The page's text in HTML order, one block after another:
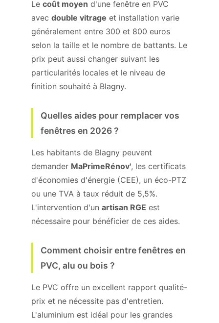
Le coût moyen d'une fenêtre en PVC
avec double vitrage et installation varie
généralement entre 300 et 800 euros
selon la taille et le nombre de battants. Le
prix peut aussi changer suivant les
particularités locales et le niveau de
finition souhaité à Blagny.
Quelles aides pour remplacer vos
fenêtres en 2026 ?
Les habitants de Blagny peuvent
demander MaPrimeRénov', les certificats
d'économies d'énergie (CEE), un éco-PTZ
ou une TVA à taux réduit de 5,5%.
L'intervention d'un artisan RGE est
nécessaire pour bénéficier de ces aides.
Comment choisir entre fenêtres en
PVC, alu ou bois ?
Le PVC offre un excellent rapport qualité-
prix et ne nécessite pas d'entretien.
L'aluminium est idéal pour les grandes